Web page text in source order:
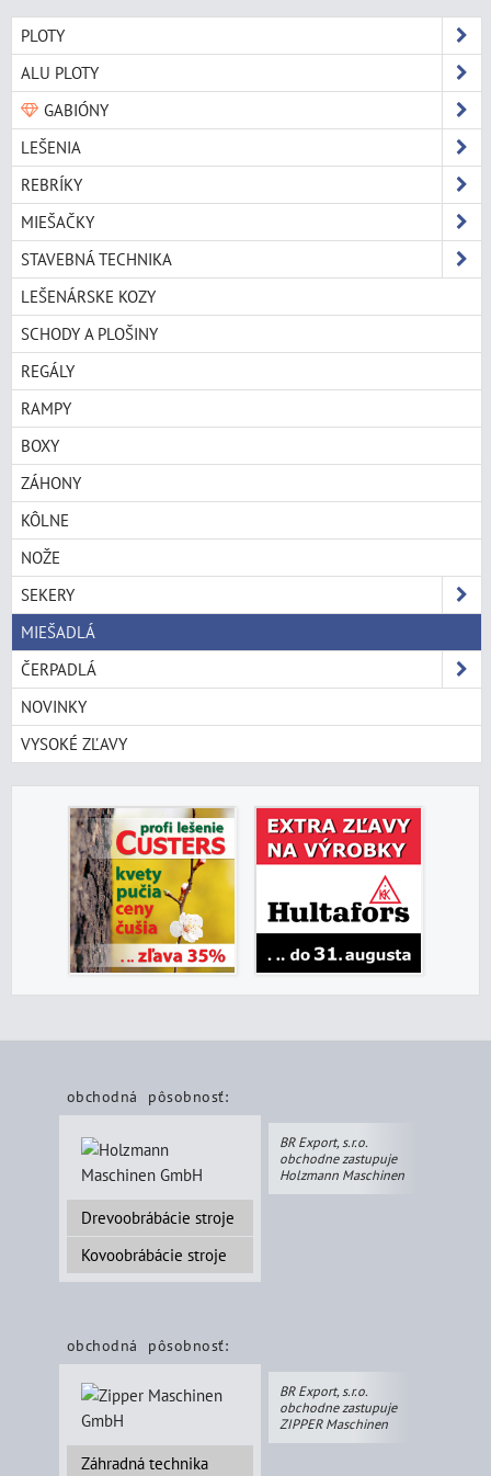
PLOTY
ALU PLOTY
GABIÓNY
LEŠENIA
REBRÍKY
MIEŠAČKY
STAVEBNÁ TECHNIKA
LEŠENÁRSKE KOZY
SCHODY A PLOŠINY
REGÁLY
RAMPY
BOXY
ZÁHONY
KÔLNE
NOŽE
SEKERY
MIEŠADLÁ
ČERPADLÁ
NOVINKY
VYSOKÉ ZĽAVY
obchodná pôsobnosť:
Drevoobrábácie stroje
Kovoobrábácie stroje
BR Export, s.r.o.
obchodne zastupuje
Holzmann Maschinen
obchodná pôsobnosť:
Záhradná technika
BR Export, s.r.o.
obchodne zastupuje
ZIPPER Maschinen